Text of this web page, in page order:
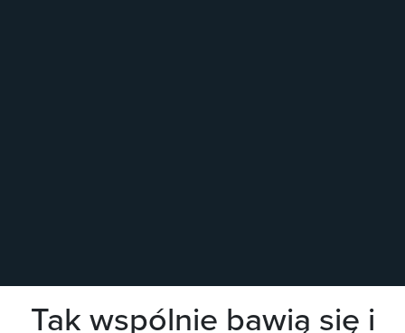
Tak wspólnie bawią się i